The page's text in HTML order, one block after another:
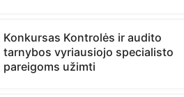
Konkursas Kontrolės ir audito
tarnybos vyriausiojo specialisto
pareigoms užimti